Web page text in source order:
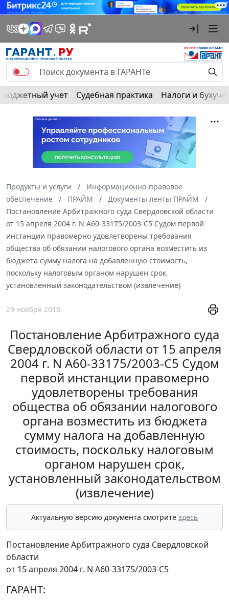
Бюджетный учет Судебная практика Налоги и
Продукты и услуги
Информационно-правовое
обеспечение
ПРАЙМ
Документы ленты ПРАЙМ
Постановление Арбитражного суда Свердловской области
от 15 апреля 2004 г. N А60-33175/2003-С5 Судом первой
инстанции правомерно удовлетворены требования
общества об обязании налогового органа возместить из
бюджета сумму налога на добавленную стоимость,
поскольку налоговым органом нарушен срок,
установленный законодательством (извлечение)
29 ноября 2016
Постановление Арбитражного суда
Свердловской области от 15 апреля
2004 г. N А60-33175/2003-С5 Судом
первой инстанции правомерно
удовлетворены требования
общества об обязании налогового
органа возместить из бюджета
сумму налога на добавленную
стоимость, поскольку налоговым
органом нарушен срок,
установленный законодательством
(извлечение)
Актуальную версию документа смотрите здесь
Постановление Арбитражного суда Свердловской
области
от 15 апреля 2004 г. N А60-33175/2003-С5
ГАРАНТ: